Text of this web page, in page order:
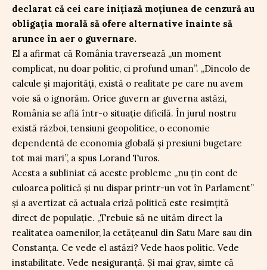
declarat că cei care inițiază moțiunea de cenzură au
obligația morală să ofere alternative înainte să
arunce în aer o guvernare.
El a afirmat că România traversează „un moment
complicat, nu doar politic, ci profund uman”. „Dincolo de
calcule și majorități, există o realitate pe care nu avem
voie să o ignorăm. Orice guvern ar guverna astăzi,
România se află într-o situație dificilă. În jurul nostru
există război, tensiuni geopolitice, o economie
dependentă de economia globală și presiuni bugetare
tot mai mari”, a spus Lorand Turos.
Acesta a subliniat că aceste probleme „nu țin cont de
culoarea politică și nu dispar printr-un vot în Parlament”
și a avertizat că actuala criză politică este resimțită
direct de populație. „Trebuie să ne uităm direct la
realitatea oamenilor, la cetățeanul din Satu Mare sau din
Constanța. Ce vede el astăzi? Vede haos politic. Vede
instabilitate. Vede nesiguranță. Și mai grav, simte că